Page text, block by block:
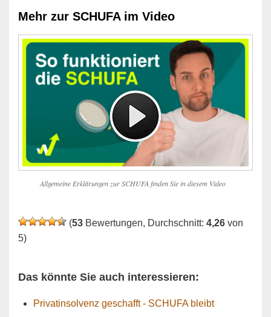
Mehr zur SCHUFA im Video
Allgemeine Erklärungen zur SCHUFA finden Sie in diesem Video
(53 Bewertungen, Durchschnitt: 4,26 von
5)
Das könnte Sie auch interessieren:
Privatinsolvenz geschafft - SCHUFA bleibt